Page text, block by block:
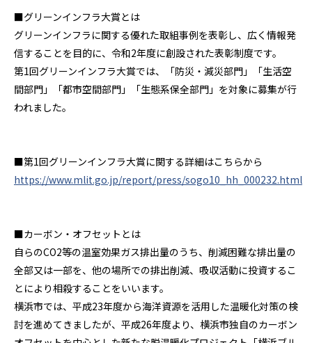
■グリーンインフラ大賞とは
グリーンインフラに関する優れた取組事例を表彰し、広く情報発
信することを目的に、令和2年度に創設された表彰制度です。
第1回グリーンインフラ大賞では、「防災・減災部門」「生活空
間部門」「都市空間部門」「生態系保全部門」を対象に募集が行
われました。
■第1回グリーンインフラ大賞に関する詳細はこちらから
https://www.mlit.go.jp/report/press/sogo10_hh_000232.html
■カーボン・オフセットとは
自らのCO2等の温室効果ガス排出量のうち、削減困難な排出量の
全部又は一部を、他の場所での排出削減、吸収活動に投資するこ
とにより相殺することをいいます。
横浜市では、平成23年度から海洋資源を活用した温暖化対策の検
討を進めてきましたが、平成26年度より、横浜市独自のカーボン